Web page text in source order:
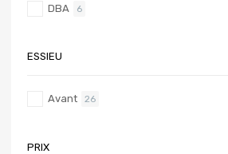
DBA 6
ESSIEU
Avant 26
PRIX